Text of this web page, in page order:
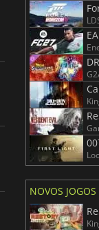
NOVOS JOGOS